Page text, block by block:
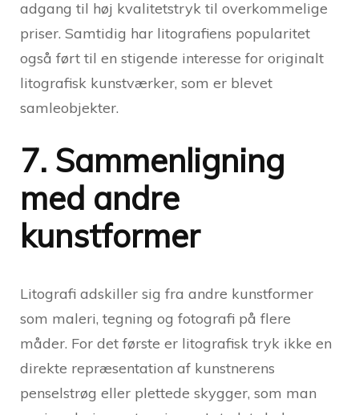
adgang til høj kvalitetstryk til overkommelige
priser. Samtidig har litografiens popularitet
også ført til en stigende interesse for originalt
litografisk kunstværker, som er blevet
samleobjekter.
7. Sammenligning
med andre
kunstformer
Litografi adskiller sig fra andre kunstformer
som maleri, tegning og fotografi på flere
måder. For det første er litografisk tryk ikke en
direkte repræsentation af kunstnerens
penselstrøg eller plettede skygger, som man